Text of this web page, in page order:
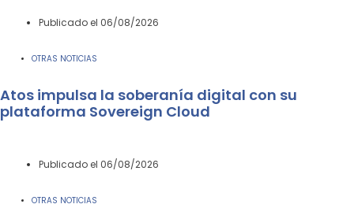
Publicado el 06/08/2026
OTRAS NOTICIAS
Atos impulsa la soberanía digital con su
plataforma Sovereign Cloud
Publicado el 06/08/2026
OTRAS NOTICIAS